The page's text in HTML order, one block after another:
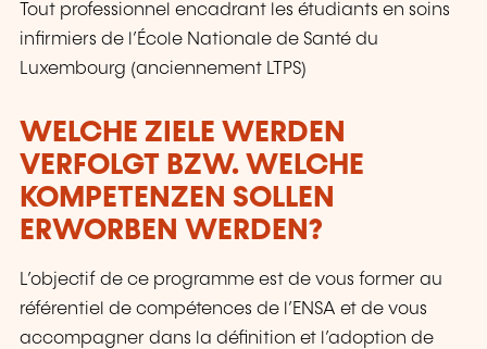
verschiedenen Aus- und
Weiterbildungsangeboten wählen. Die meisten
Kurse werden in zwei Sprachen
und manche, insbesondere Master-
Studiengänge, rein englischsprachig
abgehalten. Bachelor-Studierende absolvieren
ein obligatorisches Auslandssemester.
Tout professionnel encadrant les étudiants en soins
infirmiers de l’École Nationale de Santé du
Luxembourg (anciennement LTPS)
WELCHE ZIELE WERDEN
VERFOLGT BZW. WELCHE
KOMPETENZEN SOLLEN
ERWORBEN WERDEN?
L’objectif de ce programme est de vous former au
référentiel de compétences de l’ENSA et de vous
accompagner dans la définition et l’adoption de